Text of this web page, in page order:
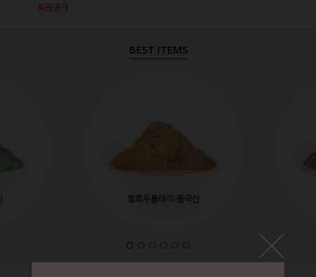
회원공개
BEST ITEMS
옐로우클레이-중국산